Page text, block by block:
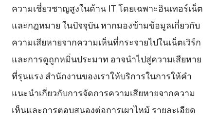
ความเชี่ยวชาญสูงในด้าน IT โดยเฉพาะอินเทอร์เน็ต
และกฎหมาย ในปัจจุบัน หากมองข้ามข้อมูลเกี่ยวกับ
ความเสียหายจากความเห็นที่กระจายไปในเน็ตเวิร์ก
และการดูถูกหมิ่นประมาท อาจนำไปสู่ความเสียหาย
ที่รุนแรง สำนักงานของเราให้บริการในการให้คำ
แนะนำเกี่ยวกับการจัดการความเสียหายจากความ
เห็นและการตอบสนองต่อการเผาไหม้ รายละเอียด